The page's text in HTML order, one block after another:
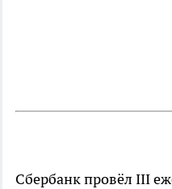
Сбербанк провёл III